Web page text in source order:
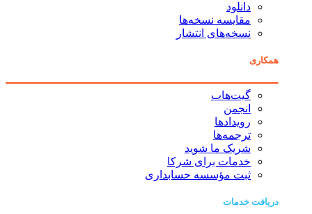
دانلود
مقایسه نسخه‌ها
نسخه‌های انتشار
همکاری
گیت‌هاب
انجمن
رویدادها
ترجمه‌ها
شریک ما شوید
خدمات برای شرکا
ثبت مؤسسه حسابداری
دریافت خدمات